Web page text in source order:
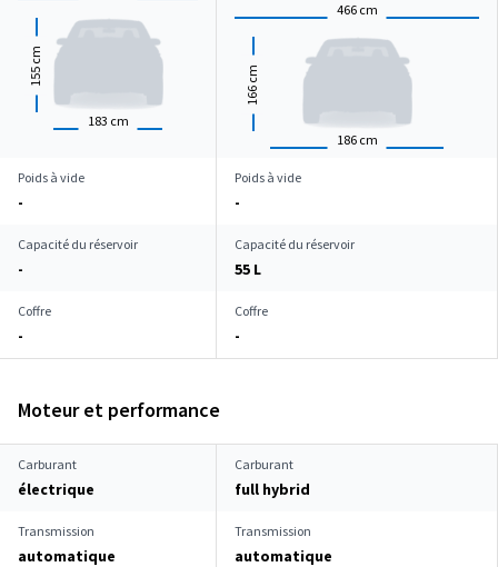
183 cm
155
cm
466 cm
186 cm
166
cm
Poids à vide
-
Poids à vide
-
Capacité du réservoir
-
Capacité du réservoir
55 L
Coffre
-
Coffre
-
Moteur et performance
Carburant
électrique
Carburant
full hybrid
Transmission
automatique
Transmission
automatique